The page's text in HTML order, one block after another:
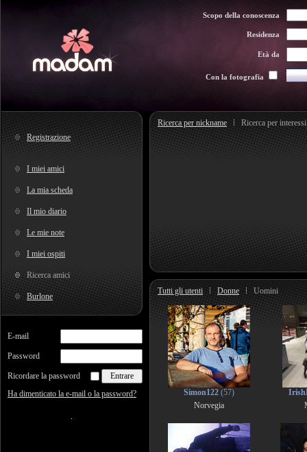
Scopo della conoscenza
Residenza
Età da
Con la fotografia
Registrazione
I miei amici
La mia scheda
Il mio diario
Le mie note
I miei ospiti
Ricerca amici
Burlone
E-mail
Password
Ricordare la password
Ha dimenticato la e-mail o la password?
Ricerca per nickname Ricerca per interessi
Tutti gli utenti Donne Uomini
Simon122 (57)
Norvegia